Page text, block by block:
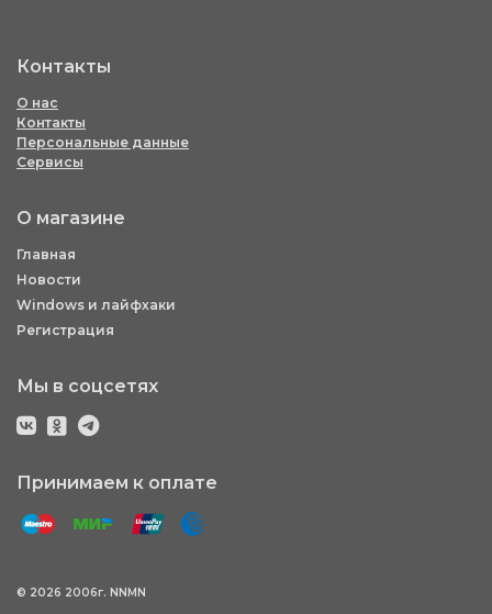
Контакты
О нас
Контакты
Персональные данные
Сервисы
О магазине
Главная
Новости
Windows и лайфхаки
Регистрация
Мы в соцсетях
Принимаем к оплате
© 2026 2006г. NNMN